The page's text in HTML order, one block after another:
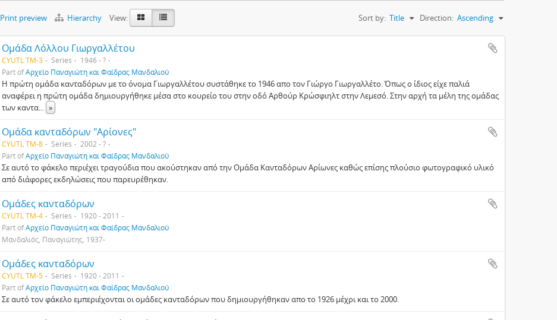
Print preview Hierarchy View: Sort by: Title Direction: Ascending
Ομάδα Λόλλου Γιωργαλλέτου
CYUTL TM-3 Series
1946 - ?
Part ofΑρχείο Παναγιώτη και Φαίδρας Μανδαλιού
H πρώτη ομάδα κανταδόρων με το όνομα Γιωργαλλέτου συστάθηκε το 1946 απο τον Γιώργο Γιωργαλλέτο. Όπως ο ίδιος είχε παλιά
αναφέρει η πρώτη ομάδα δημιουργήθηκε μέσα στο κουρείο του στην οδό Αρθούρ Κρώσφιηλτ στην Λεμεσό. Στην αρχή τα μέλη της ομάδας
των καντα... »
Ομάδα κανταδόρων "Αρίονες"
CYUTL TM-8 Series
2002 - ?
Part ofΑρχείο Παναγιώτη και Φαίδρας Μανδαλιού
Σε αυτό το φάκελο περιέχει τραγούδια που ακούστηκαν από την Ομάδα Κανταδόρων Αρίωνες καθώς επίσης πλούσιο φωτογραφικό υλικό
από διάφορες εκδηλώσεις που παρευρέθηκαν.
Ομάδες κανταδόρων
CYUTL TM-4 Series
1920 - 2011
Part ofΑρχείο Παναγιώτη και Φαίδρας Μανδαλιού
Μανδαλιός, Παναγιώτης, 1937-
Ομάδες κανταδόρων
CYUTL TM-5 Series
1920 - 2011
Part ofΑρχείο Παναγιώτη και Φαίδρας Μανδαλιού
Σε αυτό τον φάκελο εμπεριέχονται οι ομάδες κανταδόρων που δημιουργήθηκαν απο το 1926 μέχρι και το 2000.